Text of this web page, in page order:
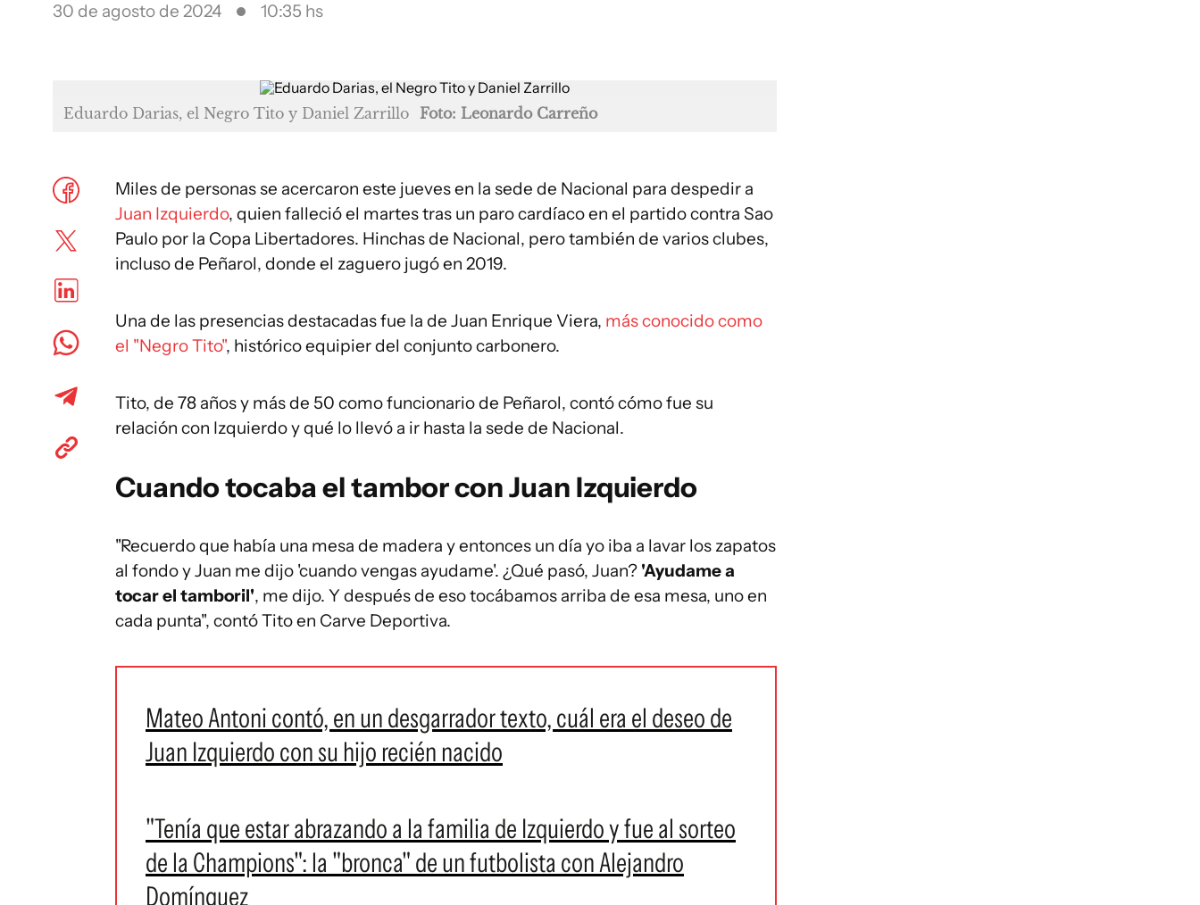
30 de agosto de 2024 10:35 hs
Eduardo Darias, el Negro Tito y Daniel Zarrillo Foto: Leonardo Carreño
Miles de personas se acercaron este jueves en la sede de Nacional para despedir a
Juan Izquierdo, quien falleció el martes tras un paro cardíaco en el partido contra Sao
Paulo por la Copa Libertadores. Hinchas de Nacional, pero también de varios clubes,
incluso de Peñarol, donde el zaguero jugó en 2019.
Una de las presencias destacadas fue la de Juan Enrique Viera, más conocido como
el "Negro Tito", histórico equipier del conjunto carbonero.
Tito, de 78 años y más de 50 como funcionario de Peñarol, contó cómo fue su
relación con Izquierdo y qué lo llevó a ir hasta la sede de Nacional.
Cuando tocaba el tambor con Juan Izquierdo
"Recuerdo que había una mesa de madera y entonces un día yo iba a lavar los zapatos
al fondo y Juan me dijo 'cuando vengas ayudame'. ¿Qué pasó, Juan? 'Ayudame a
tocar el tamboril', me dijo. Y después de eso tocábamos arriba de esa mesa, uno en
cada punta", contó Tito en Carve Deportiva.
Mateo Antoni contó, en un desgarrador texto, cuál era el deseo de
Juan Izquierdo con su hijo recién nacido
"Tenía que estar abrazando a la familia de Izquierdo y fue al sorteo
de la Champions": la "bronca" de un futbolista con Alejandro
Domínguez